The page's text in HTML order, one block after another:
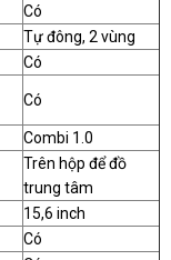
Có
Tự đông, 2 vùng
Có
Có
Combi 1.0
Trên hộp để đồ
trung tâm
15,6 inch
Có